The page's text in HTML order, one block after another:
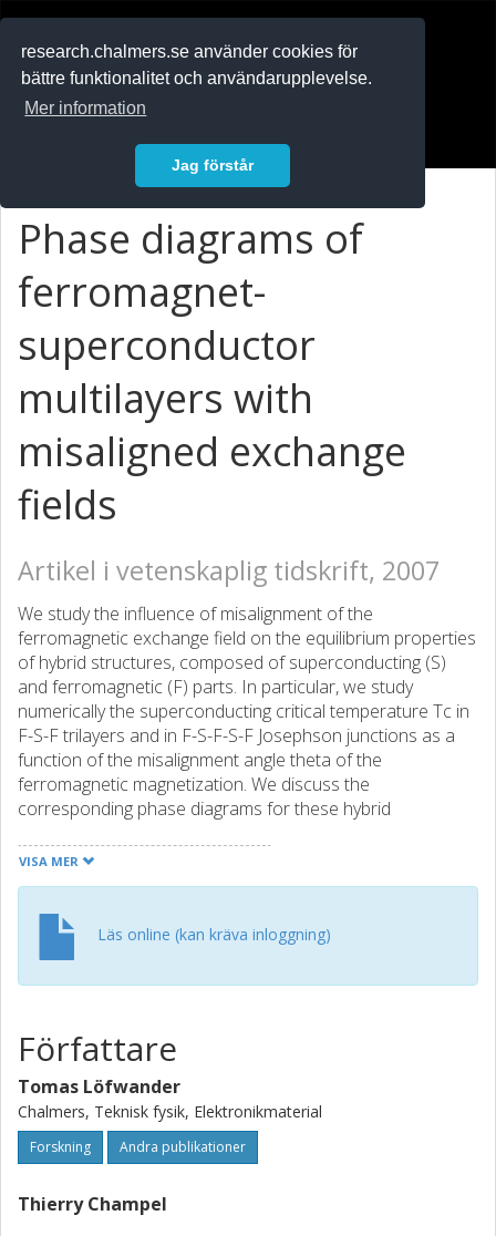
research.chalmers.se använder cookies för
bättre funktionalitet och användarupplevelse.
Mer information
Jag förstår
Phase diagrams of
ferromagnet-
superconductor
multilayers with
misaligned exchange
fields
Artikel i vetenskaplig tidskrift, 2007
We study the influence of misalignment of the
ferromagnetic exchange field on the equilibrium properties
of hybrid structures, composed of superconducting (S)
and ferromagnetic (F) parts. In particular, we study
numerically the superconducting critical temperature Tc in
F-S-F trilayers and in F-S-F-S-F Josephson junctions as a
function of the misalignment angle theta of the
ferromagnetic magnetization. We discuss the
corresponding phase diagrams for these hybrid
between the zero-phase and the pi-phase ground states
as a function of theta takes place under certain conditions.
diffusive limit, we introduce a fast and effective method for
calculating Tc in such multilayer structures.
VISA MER
Läs online (kan kräva inloggning)
Författare
Tomas Löfwander
Chalmers, Teknisk fysik, Elektronikmaterial
Forskning Andra publikationer
Thierry Champel